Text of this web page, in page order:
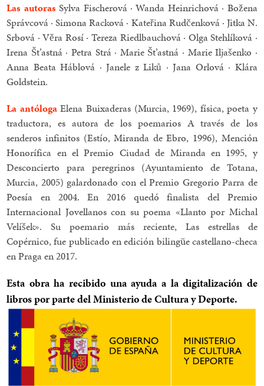
Las autoras Sylva Fischerová · Wanda Heinrichová · Božena
Správcová · Simona Racková · Kateřina Rudčenková · Jitka N.
Srbová · Věra Rosí · Tereza Riedlbauchová · Olga Stehlíková ·
Irena Št’astná · Petra Strá · Marie Št’astná · Marie Iljašenko ·
Anna Beata Háblová · Janele z Liků · Jana Orlová · Klára
Goldstein.
La antóloga Elena Buixaderas (Murcia, 1969), física, poeta y
traductora, es autora de los poemarios A través de los
senderos infinitos (Estío, Miranda de Ebro, 1996), Mención
Honorífica en el Premio Ciudad de Miranda en 1995, y
Desconcierto para peregrinos (Ayuntamiento de Totana,
Murcia, 2005) galardonado con el Premio Gregorio Parra de
Poesía en 2004. En 2016 quedó finalista del Premio
Internacional Jovellanos con su poema «Llanto por Michal
Velíšek». Su poemario más reciente, Las estrellas de
Copérnico, fue publicado en edición bilingüe castellano-checa
en Praga en 2017.
Esta obra ha recibido una ayuda a la digitalización de
libros por parte del Ministerio de Cultura y Deporte.